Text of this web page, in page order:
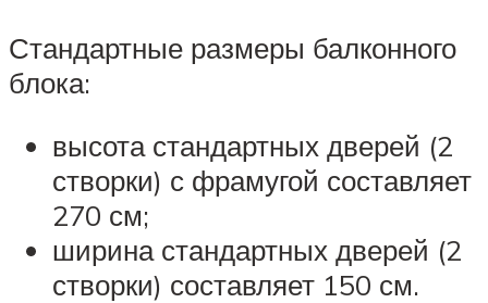
Стандартные размеры балконного
блока:
высота стандартных дверей (2
створки) с фрамугой составляет
270 см;
ширина стандартных дверей (2
створки) составляет 150 см.